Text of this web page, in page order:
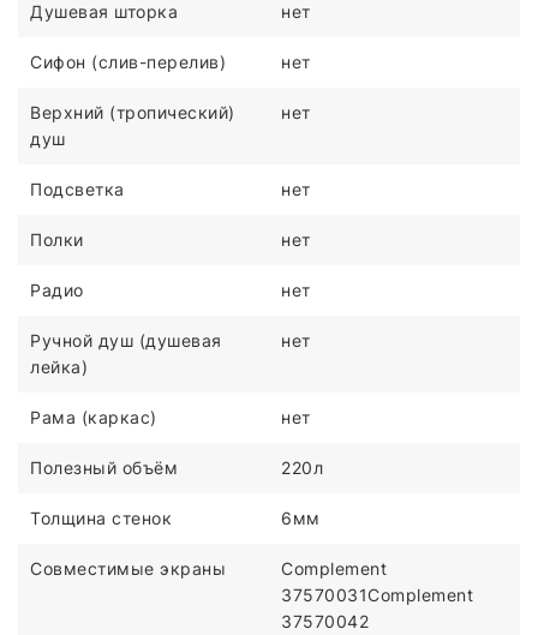
Душевая шторка нет
Сифон (слив-перелив) нет
Верхний (тропический)
душ
нет
Подсветка нет
Полки нет
Радио нет
Ручной душ (душевая
лейка)
нет
Рама (каркас) нет
Полезный объём 220л
Толщина стенок 6мм
Совместимые экраны
Complement
37570031Complement
37570042